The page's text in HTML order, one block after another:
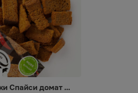
Гренки Спайси домат Flint